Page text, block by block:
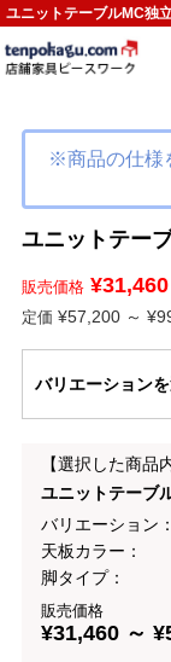
ユニットテーブルMC独
※商品の仕様
ユニットテー
販売価格¥31,460
定価 ¥57,200 ～
バリエーション
【選択した商品
ユニットテーブ
バリエーション：
天板カラー：
脚タイプ：
販売価格
¥31,460 ～